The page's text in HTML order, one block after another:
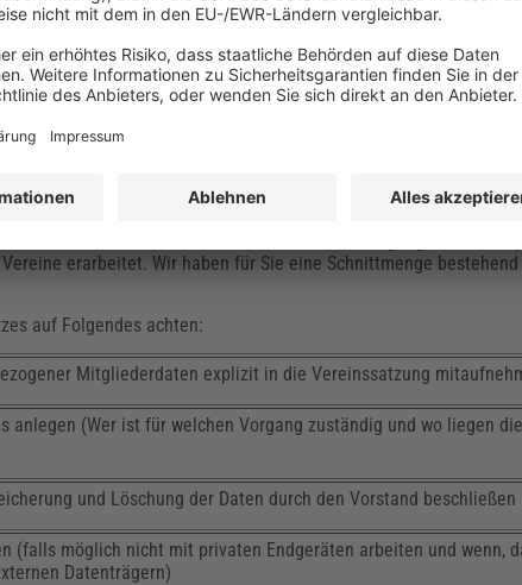
einem Unternehmen unterschieden, wenn die DSGVO Gültigkeit
mindestens 20 Mitarbeitern oder Mitgliedern, die die
bestellt werden muss (Art. 38 DSGVO). Dabei spielt keine
bei Arbeitsantritt der zuständigen Aufsichtsbehörde gemeldet
"
Infodienst Datenschutz für Praktiker
der Datenschutzvorschriften.
ab. Dennoch haben diverse Portale und Vereinigungen, wie
erarbeitet. Wir haben für Sie eine Schnittmenge bestehend
auf Folgendes achten:
Mitgliederdaten explizit in die Vereinssatzung
anlegen (Wer ist für welchen Vorgang zuständig und wo liegen
und Löschung der Daten durch den Vorstand beschließen
(falls möglich nicht mit privaten Endgeräten arbeiten und wenn,
Datenträgern)